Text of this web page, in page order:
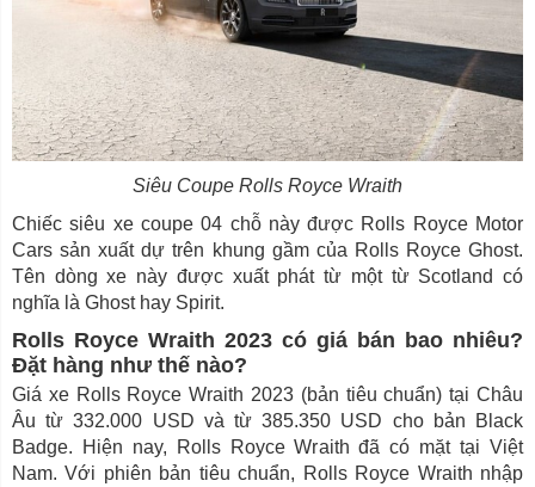
Siêu Coupe Rolls Royce Wraith
Chiếc siêu xe coupe 04 chỗ này được Rolls Royce Motor
Cars sản xuất dự trên khung gầm của Rolls Royce Ghost.
Tên dòng xe này được xuất phát từ một từ Scotland có
nghĩa là Ghost hay Spirit.
Rolls Royce Wraith 2023 có giá bán bao nhiêu?
Đặt hàng như thế nào?
Giá xe Rolls Royce Wraith 2023 (bản tiêu chuẩn) tại Châu
Âu từ 332.000 USD và từ 385.350 USD cho bản Black
Badge. Hiện nay, Rolls Royce Wraith đã có mặt tại Việt
Nam. Với phiên bản tiêu chuẩn, Rolls Royce Wraith nhập